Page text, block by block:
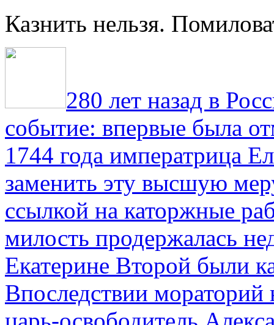
Казнить нельзя.
280 лет назад в
событие: впервые была
1744 года императрица
заменить эту высшую
ссылкой на каторжные
милость продержалась
Екатерине Второй были
Впоследствии мораторий